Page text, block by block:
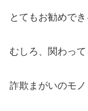
とてもお勧めで
むしろ、関わって
詐欺まがいのモノ